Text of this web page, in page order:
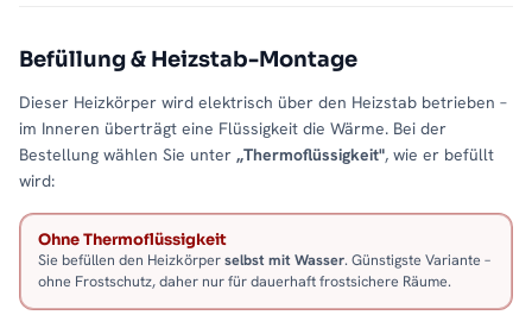
Befüllung & Heizstab-Montage
Dieser Heizkörper wird elektrisch über den Heizstab betrieben –
im Inneren überträgt eine Flüssigkeit die Wärme. Bei der
Bestellung wählen Sie unter „Thermoflüssigkeit", wie er befüllt
wird:
Ohne Thermoflüssigkeit
Sie befüllen den Heizkörperselbst mit Wasser. Günstigste Variante –
ohne Frostschutz, daher nur für dauerhaft frostsichere Räume.